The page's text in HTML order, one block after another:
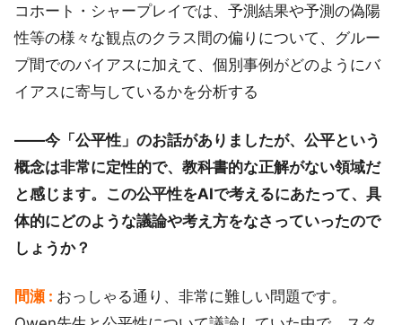
コホート・シャープレイでは、予測結果や予測の偽陽
性等の様々な観点のクラス間の偏りについて、グルー
プ間でのバイアスに加えて、個別事例がどのようにバ
イアスに寄与しているかを分析する
――今「公平性」のお話がありましたが、公平という
概念は非常に定性的で、教科書的な正解がない領域だ
と感じます。この公平性をAIで考えるにあたって、具
体的にどのような議論や考え方をなさっていったので
しょうか？
間瀬 : おっしゃる通り、非常に難しい問題です。